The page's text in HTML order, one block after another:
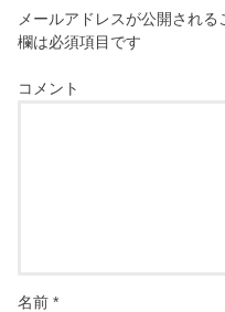
メールアドレスが公開される
欄は必須項目です
コメント
名前*